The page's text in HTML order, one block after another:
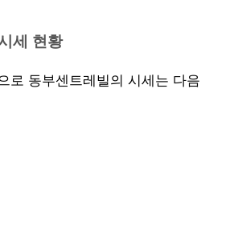
세 현황
로 동부센트레빌의 시세는 다음